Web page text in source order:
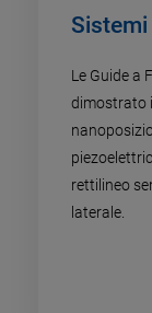
Le Guide a
dimostrato
rettilineo
laterale.